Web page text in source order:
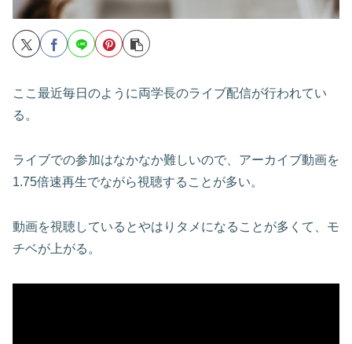
ここ最近毎日のように両学長のライブ配信が行われてい
る。
ライブでの参加はなかなか難しいので、アーカイブ動画を
1.75倍速再生でながら視聴することが多い。
動画を視聴しているとやはりタメになることが多くて、モ
チベが上がる。